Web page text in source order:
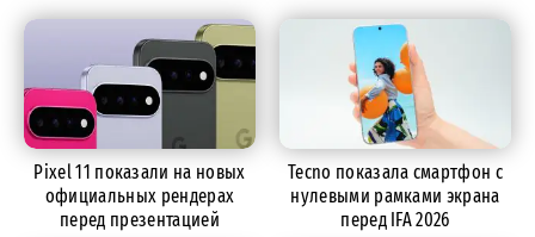
Pixel 11 показали на новых
официальных рендерах
перед презентацией
Tecno показала смартфон с
нулевыми рамками экрана
перед IFA 2026